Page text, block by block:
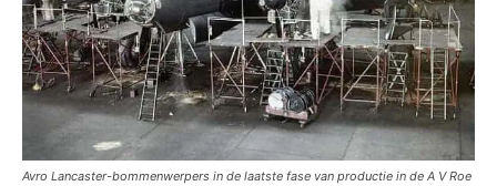
Avro Lancaster-bommenwerpers in de laatste fase van productie in de A V Roe